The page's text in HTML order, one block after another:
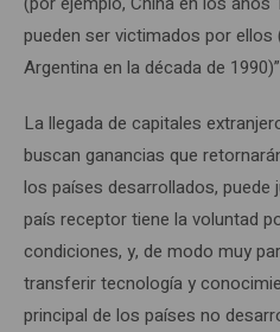
pueden ser victimados por
Argentina en la década de
La llegada de capitales
buscan ganancias que
los países desarrollados, puede
país receptor tiene la voluntad
condiciones, y, de modo muy
transferir tecnología y
principal de los países no